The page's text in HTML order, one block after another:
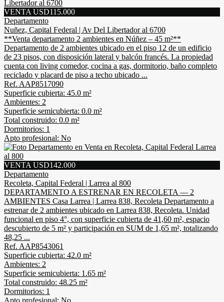
VENTA USD115.000
Departamento
Nuñez, Capital Federal | Av Del Libertador al 6700
**Venta departamento 2 ambientes en Núñez – 45 m²**
Departamento de 2 ambientes ubicado en el piso 12 de un edificio
de 23 pisos, con disposición lateral y balcón francés. La propiedad
cuenta con living comedor, cocina a gas, dormitorio, baño completo
reciclado y placard de piso a techo ubicado ...
Ref. AAP8517090
Superficie cubierta: 45.0 m²
Ambientes: 2
Superficie semicubierta: 0.0 m²
Total construido: 0.0 m²
Dormitorios: 1
Apto profesional: No
VENTA USD142.000
Departamento
Recoleta, Capital Federal | Larrea al 800
DEPARTAMENTO A ESTRENAR EN RECOLETA — 2
AMBIENTES Casa Larrea | Larrea 838, Recoleta Departamento a
estrenar de 2 ambientes ubicado en Larrea 838, Recoleta. Unidad
funcional en piso 4°, con superficie cubierta de 41,60 m², espacio
descubierto de 5 m² y participación en SUM de 1,65 m², totalizando
48,25 ...
Ref. AAP8543061
Superficie cubierta: 42.0 m²
Ambientes: 2
Superficie semicubierta: 1.65 m²
Total construido: 48.25 m²
Dormitorios: 1
Apto profesional: No